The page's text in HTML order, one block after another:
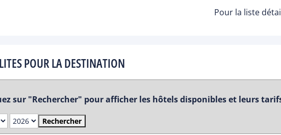
Pour la liste
POUR LA DESTINATION
sur "Rechercher" pour afficher les hôtels disponibles et leurs
Rechercher